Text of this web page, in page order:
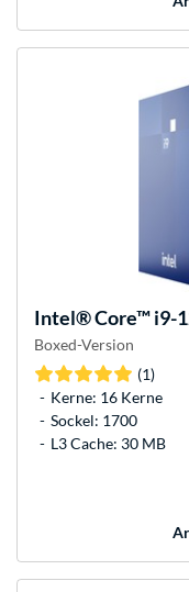
Intel®Core™ i9-
Boxed-Version
(1)
Kerne: 16 Kerne
Sockel: 1700
L3 Cache: 30 MB